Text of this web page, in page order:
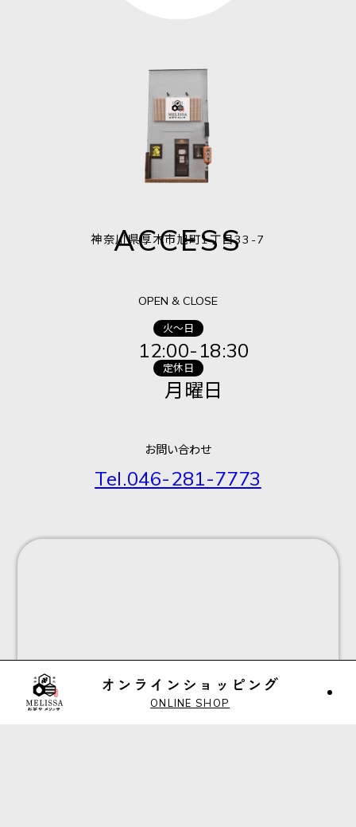
ONLINE SHOP
ACCESS
神奈川県厚木市旭町1丁目33-7
OPEN & CLOSE
火～日
12:00-18:30
定休日
月曜日
お問い合わせ
Tel.046-281-7773